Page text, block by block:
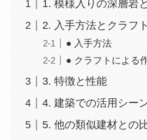
1. 模様入りの深層岩
2. 入手方法とクラフ
● 入手方法
● クラフトによる
3. 特徴と性能
4. 建築での活用シー
5. 他の類似建材との